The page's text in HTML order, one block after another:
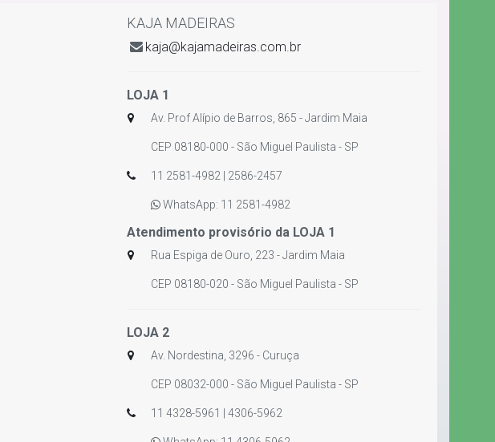
KAJA MADEIRAS
kaja@kajamadeiras.com.br
LOJA 1
Av. Prof Alípio de Barros, 865 - Jardim Maia
CEP 08180-000 - São Miguel Paulista - SP
11 2581-4982 | 2586-2457
WhatsApp: 11 2581-4982
Atendimento provisório da LOJA 1
Rua Espiga de Ouro, 223 - Jardim Maia
CEP 08180-020 - São Miguel Paulista - SP
LOJA 2
Av. Nordestina, 3296 - Curuça
CEP 08032-000 - São Miguel Paulista - SP
11 4328-5961 | 4306-5962